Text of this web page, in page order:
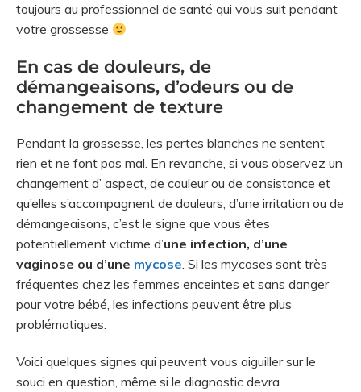
toujours au professionnel de santé qui vous suit pendant
votre grossesse
En cas de douleurs, de
démangeaisons, d’odeurs ou de
changement de texture
Pendant la grossesse, les pertes blanches ne sentent
rien et ne font pas mal. En revanche, si vous observez un
changement d’ aspect, de couleur ou de consistance et
qu’elles s’accompagnent de douleurs, d’une irritation ou de
démangeaisons, c’est le signe que vous êtes
potentiellement victime d’une infection, d’une
vaginose ou d’une mycose . Si les mycoses sont très
fréquentes chez les femmes enceintes et sans danger
pour votre bébé, les infections peuvent être plus
problématiques.
Voici quelques signes qui peuvent vous aiguiller sur le
souci en question, même si le diagnostic devra